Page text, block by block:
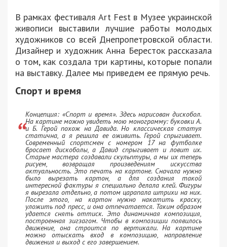
В рамках фестиваля Art Fest в Музее украинской
живописи выставили лучшие работы молодых
художников со всей Днепропетровской области.
Дизайнер и художник Анна Бересток рассказала
о том, как создала три картины, которые попали
на выставку. Далее мы приведем ее прямую речь.
Спорт и время
Концепция: «Спорт и время». Здесь нарисован дискобол.
На картине можно увидеть мою монограмму: буковки А.
и Б. Герой похож на Давида. Но классическая статуя
статична, а я решила ее оживить. Герой спрыгивает.
Современный спортсмен с номером 17 на футболке
бросает дискоболы, а Давид спрыгивает и ловит их.
Старые мастера создавали скульптуры, а мы их теперь
рисуем, возвращая произведениям искусства
актуальность. Это печать на картоне. Сначала нужно
было вырезать картон, а для создания такой
интересной фактуры я специально делала клей. Фигуры
я вырезала отдельно, а потом царапала штрихи на них.
После этого, на картон нужно накатить краску,
уложить под пресс, и она отпечатается. Таким образом
удается снять оттиск. Это динамичная композиция,
построенная зигзагом. Чтобы в композиции появилось
движение, она строится по вертикали. На картине
можно отыскать вход в композицию, направление
движения и выход с его завершением.